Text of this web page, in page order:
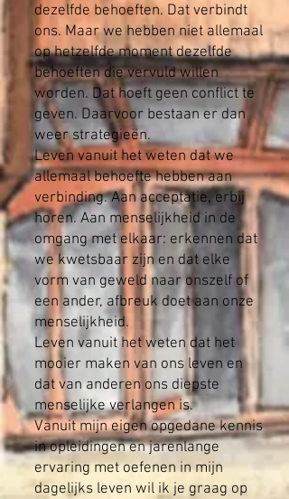
dezelfde behoeften. Dat verbindt
ons. Maar we hebben niet allemaal
op hetzelfde moment dezelfde
behoeften die vervuld willen
worden. Dat hoeft geen conflict te
geven. Daarvoor bestaan er dan
weer strategieën.
Leven vanuit het weten dat we
allemaal behoefte hebben aan
verbinding. Aan acceptatie, erbij
horen. Aan menselijkheid in de
omgang met elkaar: erkennen dat
we kwetsbaar zijn en dat elke
vorm van geweld naar onszelf of
een ander, afbreuk doet aan onze
menselijkheid.
Leven vanuit het weten dat het
mooier maken van ons leven en
dat van anderen ons diepste
menselijke verlangen is.
Vanuit mijn eigen opgedane kennis
in opleidingen en jarenlange
ervaring met oefenen in mijn
dagelijks leven wil ik je graag op